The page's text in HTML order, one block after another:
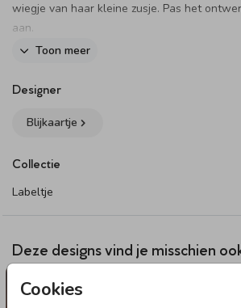
Cookies
wiegje van haar kleine zusje. Pas het
aan.
paperclip bevestigen aan de doopsuiker.
bevestigingsmaterialen bestel je het
producten thuis krijgt, zet je ze hiermee zelf
Specificaties van het labeltje:
• Formaat: 4 x 4 cm.
• Papiersoort: coated karton.
Dit product maakt onderdeel uit van
Toon meer
Designer
Blijkaartje
Collectie
Labeltje
Deze designs vind je misschien